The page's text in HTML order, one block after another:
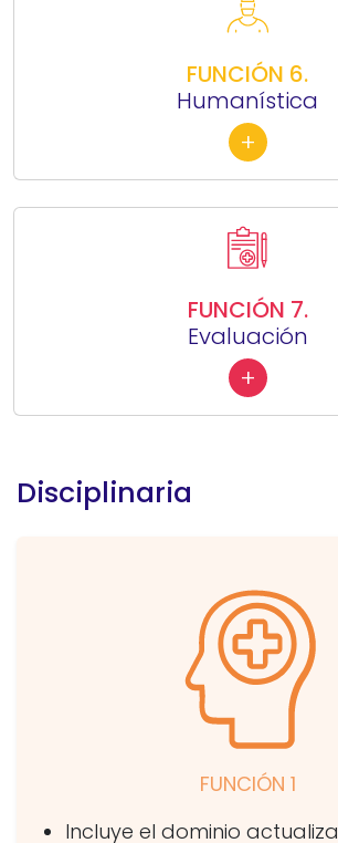
FUNCIÓN 6.
Humanística
+
FUNCIÓN 7.
Evaluación
+
Disciplinaria
FUNCIÓN 1
Incluye el dominio